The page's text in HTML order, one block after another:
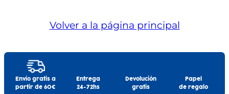
Volver a la página principal
Envío gratis a
partir de 60€
Entrega
24-72hs
Devolución
gratis
Papel
de regalo